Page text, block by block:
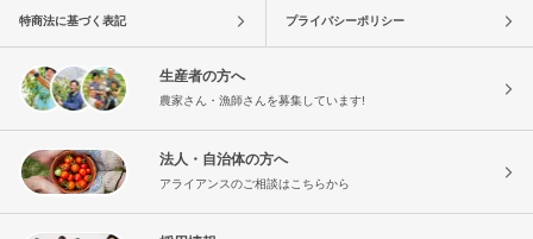
特商法に基づく表記 プライバシーポリシー
生産者の方へ
農家さん・漁師さんを募集しています!
法人・自治体の方へ
アライアンスのご相談はこちらから